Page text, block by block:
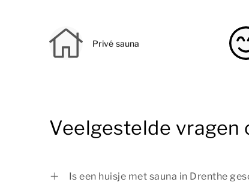
Privé sauna
Veelgestelde vragen
Is een huisje met sauna in Drenthe